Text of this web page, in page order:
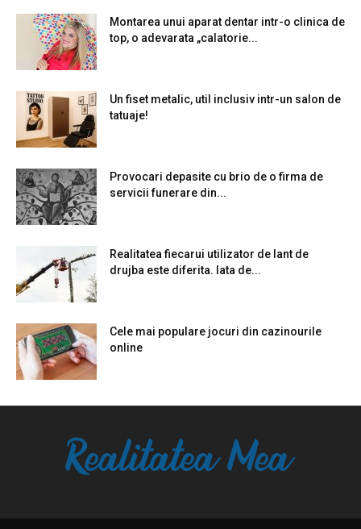
Montarea unui aparat dentar intr-o clinica de
top, o adevarata „calatorie...
Un fiset metalic, util inclusiv intr-un salon de
tatuaje!
Provocari depasite cu brio de o firma de
servicii funerare din...
Realitatea fiecarui utilizator de lant de
drujba este diferita. Iata de...
Cele mai populare jocuri din cazinourile
online